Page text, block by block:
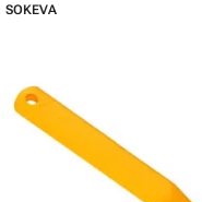
SOKEVA